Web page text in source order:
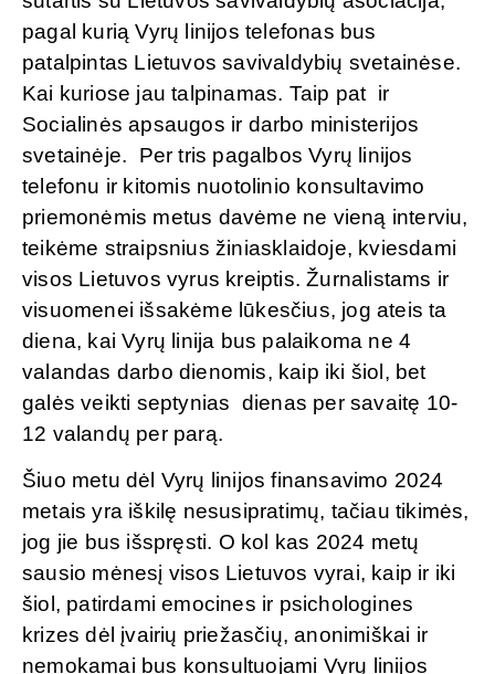
pagal kurią Vyrų linijos telefonas bus
patalpintas Lietuvos savivaldybių svetainėse.
Kai kuriose jau talpinamas. Taip pat ir
Socialinės apsaugos ir darbo ministerijos
svetainėje. Per tris pagalbos Vyrų linijos
telefonu ir kitomis nuotolinio konsultavimo
priemonėmis metus davėme ne vieną interviu,
teikėme straipsnius žiniasklaidoje, kviesdami
visos Lietuvos vyrus kreiptis. Žurnalistams ir
visuomenei išsakėme lūkesčius, jog ateis ta
diena, kai Vyrų linija bus palaikoma ne 4
valandas darbo dienomis, kaip iki šiol, bet
galės veikti septynias dienas per savaitę 10-
12 valandų per parą.
Šiuo metu dėl Vyrų linijos finansavimo 2024
metais yra iškilę nesusipratimų, tačiau tikimės,
jog jie bus išspręsti. O kol kas 2024 metų
sausio mėnesį visos Lietuvos vyrai, kaip ir iki
šiol, patirdami emocines ir psichologines
krizes dėl įvairių priežasčių, anonimiškai ir
nemokamai bus konsultuojami Vyrų linijos